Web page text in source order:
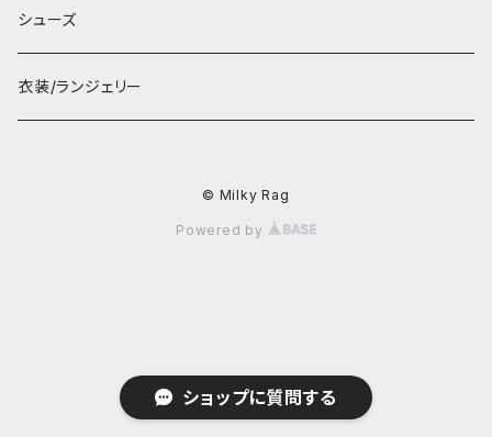
ショップに質問する
シューズ
衣装/ランジェリー
© Milky Rag
Powered by